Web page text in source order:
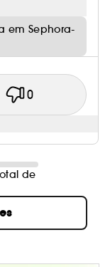
em Sephora-
0
de